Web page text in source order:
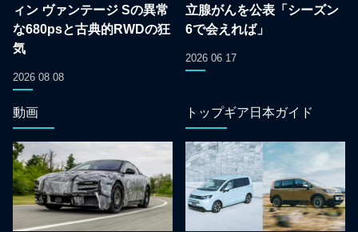
ィン ヴァンテージ Sの異常
な680psと古典的RWDの狂
気
2026 08 08
立腺がんを公表「シーズン
6で会えれば」
2026 06 17
動画 トップギア日本ガイド